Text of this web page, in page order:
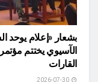
بشعار «إعلام يوحد
الآسيوي يختتم
القارات